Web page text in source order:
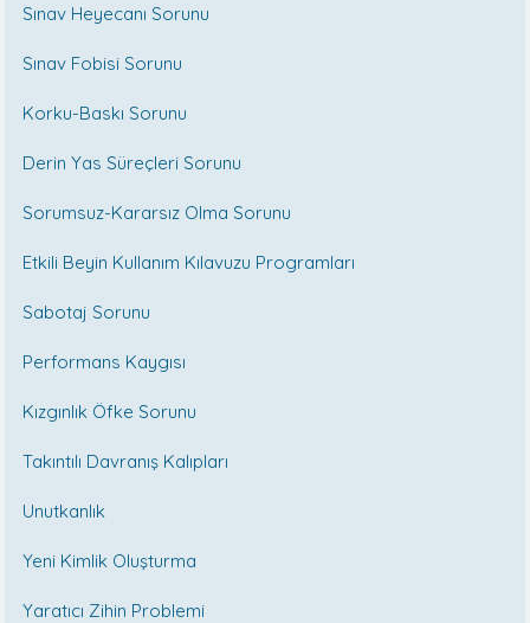
Sınav Heyecanı Sorunu
Sınav Fobisi Sorunu
Korku-Baskı Sorunu
Derin Yas Süreçleri Sorunu
Sorumsuz-Kararsız Olma Sorunu
Etkili Beyin Kullanım Kılavuzu Programları
Sabotaj Sorunu
Performans Kaygısı
Kızgınlık Öfke Sorunu
Takıntılı Davranış Kalıpları
Unutkanlık
Yeni Kimlik Oluşturma
Yaratıcı Zihin Problemi